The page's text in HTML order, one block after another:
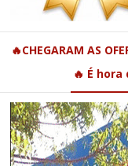
🔥CHEGARAM AS
🔥 É